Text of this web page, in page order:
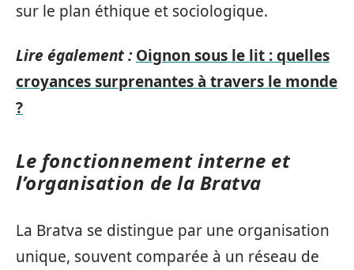
sur le plan éthique et sociologique.
Lire également : Oignon sous le lit : quelles
croyances surprenantes à travers le monde
?
Le fonctionnement interne et
l’organisation de la Bratva
La Bratva se distingue par une organisation
unique, souvent comparée à un réseau de